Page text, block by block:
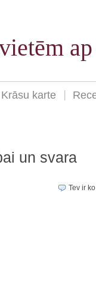
Krāsu karte
un svara
Tev ir